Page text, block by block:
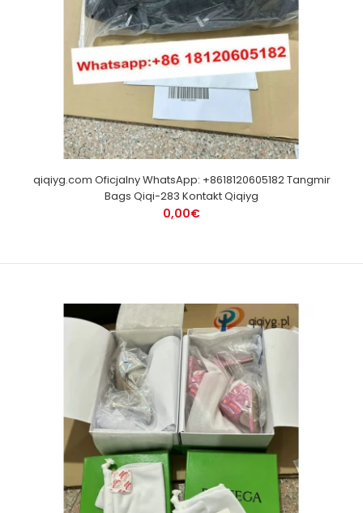
qiqiyg.com Oficjalny WhatsApp: +8618120605182 Tangmir
Bags Qiqi-283 Kontakt Qiqiyg
0,00€